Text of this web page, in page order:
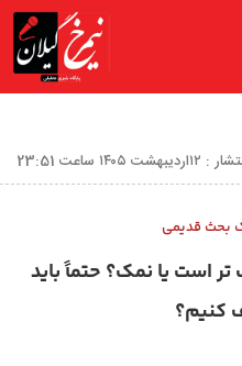
۱۴۰۵ ساعت 23:51
بحث قدیمی
است یا نمک؟ حتماً باید
کنیم؟